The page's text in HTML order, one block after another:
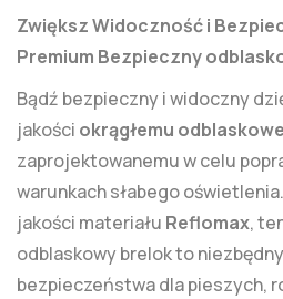
Zwiększ Widoczność i
Premium Bezpieczny
Bądź bezpieczny i widoczny
jakości okrągłemu
zaprojektowanemu w celu
warunkach słabego
jakości materiału Reflomax,
odblaskowy brelok to
bezpieczeństwa dla pieszych,